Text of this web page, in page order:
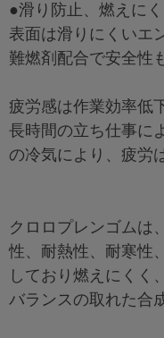
●滑り防止、燃えに
表面は滑りにくいエ
難燃剤配合で安全性
疲労感は作業効率低
長時間の立ち仕事に
の冷気により、疲労
クロロプレンゴムは
性、耐熱性、耐寒性
しており燃えにくく
バランスの取れた合